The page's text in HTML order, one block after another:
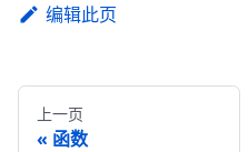
编辑此页
上一页
函数